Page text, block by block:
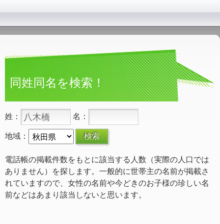
同姓同名を検索！
姓： 名：
地域：
電話帳の掲載件数をもとに該当する人数（実際の人口では
ありません）を探します。一般的に世帯主の名前が掲載さ
れていますので、女性の名前や今どきのお子様の珍しい名
前などはあまり該当しないと思います。